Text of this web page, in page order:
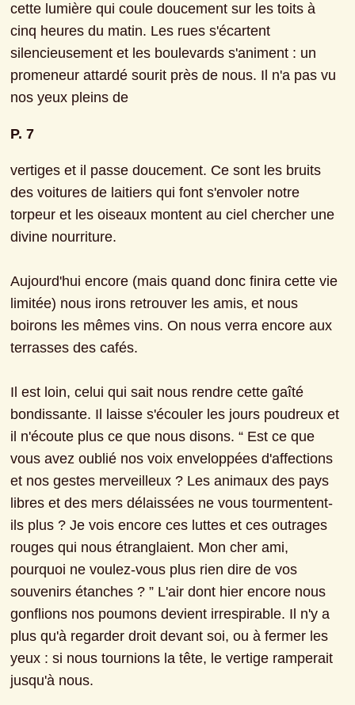
cette lumière qui coule doucement sur les toits à
cinq heures du matin. Les rues s'écartent
silencieusement et les boulevards s'animent : un
promeneur attardé sourit près de nous. Il n'a pas vu
nos yeux pleins de
P. 7
vertiges et il passe doucement. Ce sont les bruits
des voitures de laitiers qui font s'envoler notre
torpeur et les oiseaux montent au ciel chercher une
divine nourriture.
Aujourd'hui encore (mais quand donc finira cette vie
limitée) nous irons retrouver les amis, et nous
boirons les mêmes vins. On nous verra encore aux
terrasses des cafés.
Il est loin, celui qui sait nous rendre cette gaîté
bondissante. Il laisse s'écouler les jours poudreux et
il n'écoute plus ce que nous disons. “ Est ce que
vous avez oublié nos voix enveloppées d'affections
et nos gestes merveilleux ? Les animaux des pays
libres et des mers délaissées ne vous tourmentent-
ils plus ? Je vois encore ces luttes et ces outrages
rouges qui nous étranglaient. Mon cher ami,
pourquoi ne voulez-vous plus rien dire de vos
souvenirs étanches ? ” L'air dont hier encore nous
gonflions nos poumons devient irrespirable. Il n'y a
plus qu'à regarder droit devant soi, ou à fermer les
yeux : si nous tournions la tête, le vertige ramperait
jusqu'à nous.